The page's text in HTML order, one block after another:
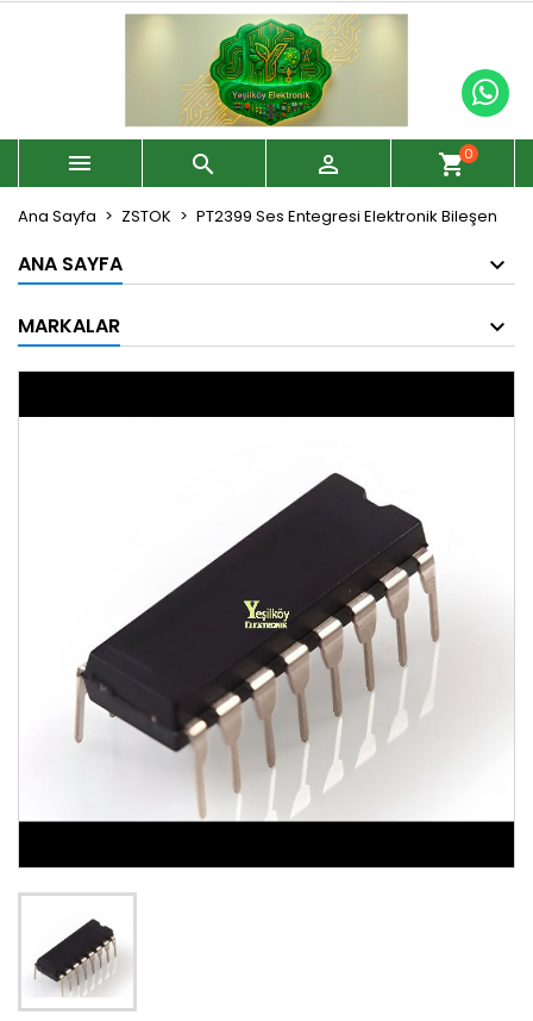
   shopping_cart0
Ana Sayfa ZSTOK PT2399 Ses Entegresi Elektronik Bileşen
ANA SAYFA
MARKALAR